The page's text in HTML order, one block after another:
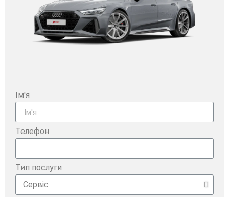
Ім'я
Телефон
Тип послуги